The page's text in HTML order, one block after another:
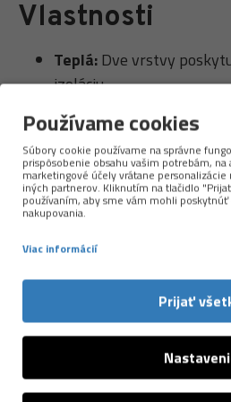
Vlastnosti
Teplá:Dve vrstvy
izoláciu.
Ľahká:
Elastická 4-Way Power
vo všetkých smeroch s
pôvodného tvaru
Rýchlejšie schne:
Hygienická:
certifikovanej technológii
maximálne pohodlie
Vyrobená v Nemecku
Materiál:95% Polyester,
Používame cookies
Súbory cookie používame na správne
prispôsobenie obsahu vašim potrebám,
marketingové účely vrátane
iných partnerov. Kliknutím na tlačidlo
používaním, aby sme vám mohli
nakupovania.
Viac informácií
Prijať